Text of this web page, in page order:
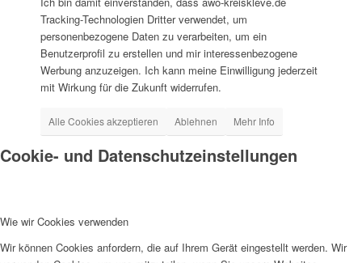
Ambulante Hilfen zur Erziehung
Tracking-Technologien Dritter verwendet, um
personenbezogene Daten zu verarbeiten, um ein
Benutzerprofil zu erstellen und mir interessenbezogene
Werbung anzuzeigen. Ich kann meine Einwilligung jederzeit
mit Wirkung für die Zukunft widerrufen.
Alle Cookies akzeptieren Ablehnen Mehr Info
Cookie- und Datenschutzeinstellungen
Wie wir Cookies verwenden
Wir können Cookies anfordern, die auf Ihrem Gerät eingestellt werden. Wir